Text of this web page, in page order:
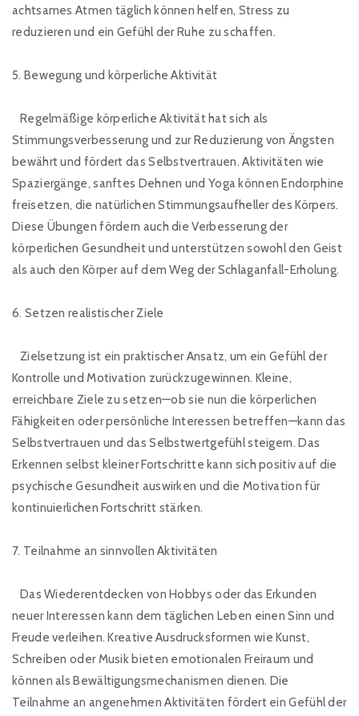
achtsames Atmen täglich können helfen, Stress zu
reduzieren und ein Gefühl der Ruhe zu schaffen.
5. Bewegung und körperliche Aktivität
Regelmäßige körperliche Aktivität hat sich als
Stimmungsverbesserung und zur Reduzierung von Ängsten
bewährt und fördert das Selbstvertrauen. Aktivitäten wie
Spaziergänge, sanftes Dehnen und Yoga können Endorphine
freisetzen, die natürlichen Stimmungsaufheller des Körpers.
Diese Übungen fördern auch die Verbesserung der
körperlichen Gesundheit und unterstützen sowohl den Geist
als auch den Körper auf dem Weg der Schlaganfall-Erholung.
6. Setzen realistischer Ziele
Zielsetzung ist ein praktischer Ansatz, um ein Gefühl der
Kontrolle und Motivation zurückzugewinnen. Kleine,
erreichbare Ziele zu setzen—ob sie nun die körperlichen
Fähigkeiten oder persönliche Interessen betreffen—kann das
Selbstvertrauen und das Selbstwertgefühl steigern. Das
Erkennen selbst kleiner Fortschritte kann sich positiv auf die
psychische Gesundheit auswirken und die Motivation für
kontinuierlichen Fortschritt stärken.
7. Teilnahme an sinnvollen Aktivitäten
Das Wiederentdecken von Hobbys oder das Erkunden
neuer Interessen kann dem täglichen Leben einen Sinn und
Freude verleihen. Kreative Ausdrucksformen wie Kunst,
Schreiben oder Musik bieten emotionalen Freiraum und
können als Bewältigungsmechanismen dienen. Die
Teilnahme an angenehmen Aktivitäten fördert ein Gefühl der